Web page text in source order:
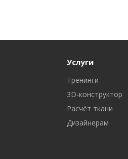
Услуги
Тренинги
3D-конструктор
Расчёт ткани
Дизайнерам